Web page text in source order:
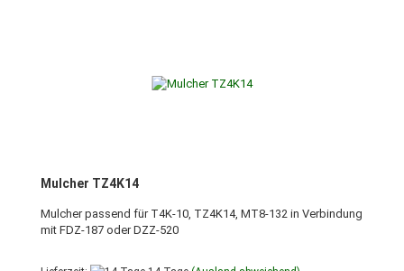
Mulcher TZ4K14
Mulcher passend für T4K-10, TZ4K14, MT8-132 in Verbindung
mit FDZ-187 oder DZZ-520